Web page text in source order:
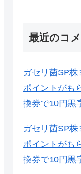
最近のコ
ガセリ菌SP
ポイントがも
換券で10円黒
ガセリ菌SP
ポイントがも
換券で10円黒